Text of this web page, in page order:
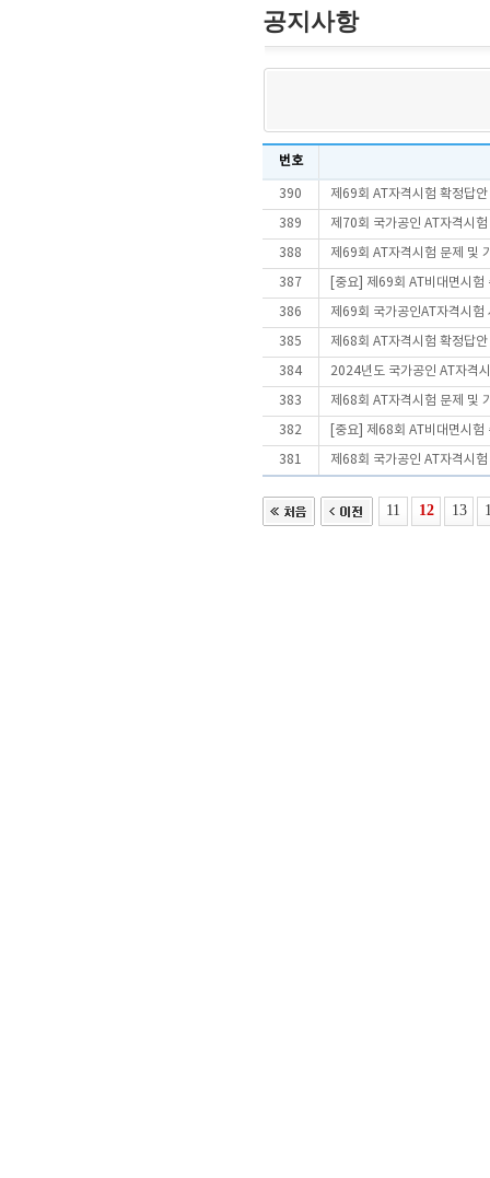
공지사항
번호
390 제69회 AT자격시험 확정답
389 제70회 국가공인 AT자격시
388 제69회 AT자격시험 문제 및
387 [중요] 제69회 AT비대면시험
386 제69회 국가공인AT자격시험
385 제68회 AT자격시험 확정답
384 2024년도 국가공인 AT자격
383 제68회 AT자격시험 문제 및
382 [중요] 제68회 AT비대면시험
381 제68회 국가공인 AT자격시
11 12 13